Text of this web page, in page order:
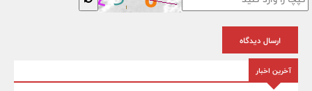
ارسال دیدگاه
آخرین اخبار